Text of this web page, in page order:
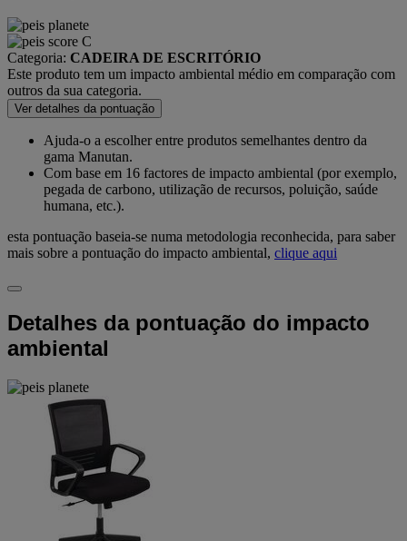
Categoria: CADEIRA DE ESCRITÓRIO
Este produto tem um impacto ambiental médio em comparação com
outros da sua categoria.
Ver detalhes da pontuação
Ajuda-o a escolher entre produtos semelhantes dentro da
gama Manutan.
Com base em 16 factores de impacto ambiental (por exemplo,
pegada de carbono, utilização de recursos, poluição, saúde
humana, etc.).
esta pontuação baseia-se numa metodologia reconhecida, para saber
mais sobre a pontuação do impacto ambiental, clique aqui
Detalhes da pontuação do impacto
ambiental